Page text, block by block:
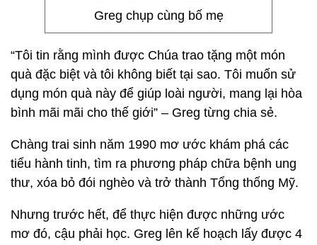
Greg chụp cùng bố mẹ
“Tôi tin rằng mình được Chúa trao tặng một món
quà đặc biệt và tôi không biết tại sao. Tôi muốn sử
dụng món quà này để giúp loài người, mang lại hòa
bình mãi mãi cho thế giới” – Greg từng chia sẻ.
Chàng trai sinh năm 1990 mơ ước khám phá các
tiểu hành tinh, tìm ra phương pháp chữa bệnh ung
thư, xóa bỏ đói nghèo và trở thành Tổng thống Mỹ.
Nhưng trước hết, để thực hiện được những ước
mơ đó, cậu phải học. Greg lên kế hoạch lấy được 4